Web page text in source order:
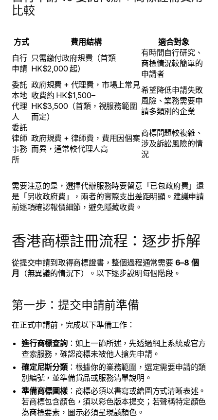
比較
方式 費用結構
適合對象
自行
申請
只需繳付政府規費（首類
HK$2,000 起）
有時間自行研究、
商標情況較簡單的
申請者
委託
本地
代理
人
政府規費 + 代理費，市場上常見
收費約 HK$1,500–
HK$3,500（首類，視服務範圍
而定）
希望降低申請失敗
風險、業務需要申
請多類別的企業
委託
律師
事務
所
政府規費 + 律師費，費用因個案
而異，通常較代理人高
商標問題較複雜、
涉及訴訟風險的情
況
需要注意的是，選擇代辦服務時要留意「已包政府費」還
是「另收政府費」，兩者的實際支出差距明顯。建議申請
前逐項確認報價細節，避免隱藏收費。
香港商標註冊流程：逐步拆解
從提交申請到取得商標證書，整個過程通常需要 6–8 個
月
（無異議的情況下）。以下逐步說明每個階段。
第一步：提交申請前準備
在正式申請前，完成以下準備工作：
進行商標查詢：如上一節所述，先透過網上系統或官方
查索服務，確認商標未被他人搶先申請。
確定尼斯分類：根據你的業務範圍，選定需要申請的類
別編號，並準備貨品或服務清單說明。
準備商標圖樣：商標必須以書寫或繪圖方式清晰表述。
若商標包含顏色，須以彩色版本提交；若聲稱特定顏色
為商標要素，圖示必須呈現該顏色。